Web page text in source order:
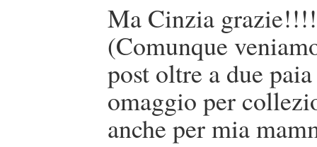
Ma Cinzia
(Comunque
post oltre a due
omaggio per
anche per mia